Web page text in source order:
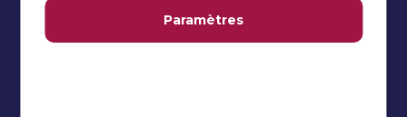
Tests manuelsParamètres